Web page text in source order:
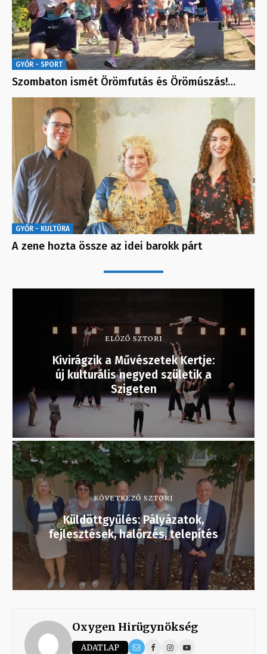
GYŐR - SPORT
Szombaton ismét Örömfutás és Örömúszás!…
GYŐR - KULTÚRA
A zene hozta össze az idei barokk párt
ELŐZŐ SZTORI
Kivirágzik a Művészetek Kertje:
új kulturális negyed születik a
Szigeten
KÖVETKEZŐ SZTORI
Küldöttgyűlés: Pályázatok,
fejlesztések, halőrzés, telepítés
Oxygen Hirügynökség
ADATLAP